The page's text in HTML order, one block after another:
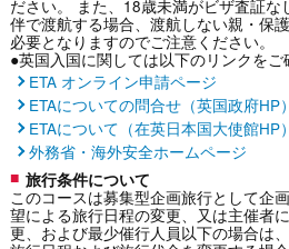
ださい。 また、18歳未満がビザ査証な
伴で渡航する場合、渡航しない親・保
必要となりますのでご注意ください。
●英国入国に関しては以下のリンクをご
ETA オンライン申請ページ
ETAについての問合せ（英国政府HP）
ETAについて（在英日本国大使館HP）
外務省・海外安全ホームページ
旅行条件について
このコースは募集型企画旅行として企
望による旅行日程の変更、又は主催者
更、および最少催行人員以下の場合は